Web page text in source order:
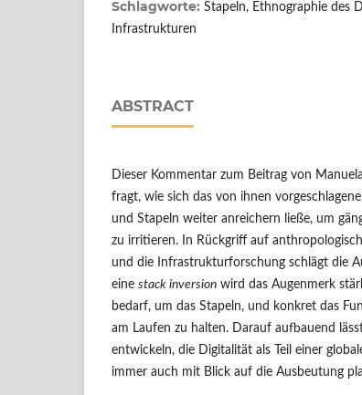
Schlagworte: Stapeln, Ethnographie des
Infrastrukturen
ABSTRACT
Dieser Kommentar zum Beitrag von
fragt, wie sich das von ihnen
und Stapeln weiter anreichern ließe, um
zu irritieren. In Rückgriff auf
und die Infrastrukturforschung schlägt die
eine stack inversion wird das Augenmerk
bedarf, um das Stapeln, und konkret das
am Laufen zu halten. Darauf aufbauend
entwickeln, die Digitalität als Teil einer
immer auch mit Blick auf die Ausbeutung